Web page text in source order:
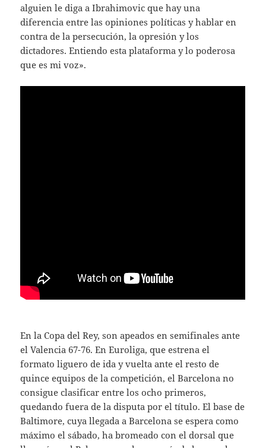
alguien le diga a Ibrahimovic que hay una
diferencia entre las opiniones políticas y hablar en
contra de la persecución, la opresión y los
dictadores. Entiendo esta plataforma y lo poderosa
que es mi voz».
En la Copa del Rey, son apeados en semifinales ante
el Valencia 67-76. En Euroliga, que estrena el
formato liguero de ida y vuelta ante el resto de
quince equipos de la competición, el Barcelona no
consigue clasificar entre los ocho primeros,
quedando fuera de la disputa por el título. El base de
Baltimore, cuya llegada a Barcelona se espera como
máximo el sábado, ha bromeado con el dorsal que